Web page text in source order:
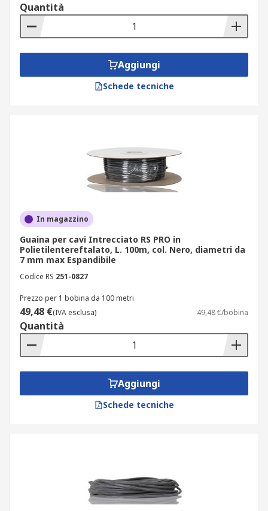
Quantità
Aggiungi
Schede tecniche
In magazzino
Guaina per cavi Intrecciato RS PRO in
Polietilentereftalato, L. 100m, col. Nero, diametri da
7 mm max Espandibile
Codice RS 251-0827
Prezzo per 1 bobina da 100 metri
49,48 €(IVA esclusa) 49,48 €/bobina
Quantità
Aggiungi
Schede tecniche